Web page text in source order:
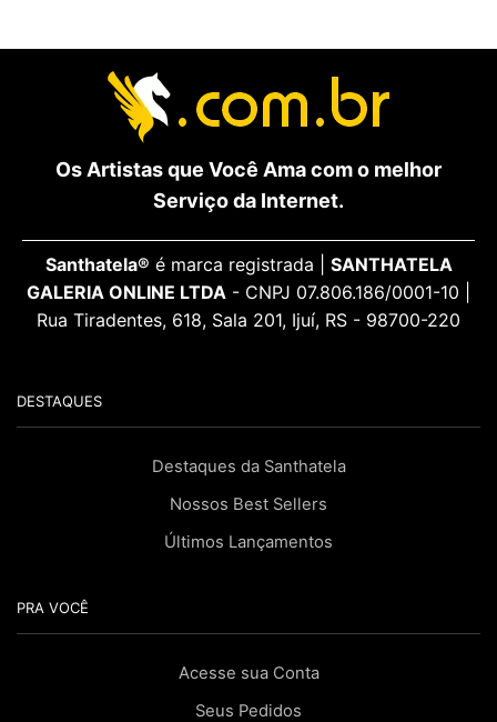
Os Artistas que Você Ama com o melhor
Serviço da Internet.
Santhatela® é marca registrada | SANTHATELA
GALERIA ONLINE LTDA - CNPJ 07.806.186/0001-10 |
Rua Tiradentes, 618, Sala 201, Ijuí, RS - 98700-220
DESTAQUES
Destaques da Santhatela
Nossos Best Sellers
Últimos Lançamentos
PRA VOCÊ
Acesse sua Conta
Seus Pedidos